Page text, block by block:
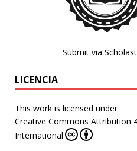
Submit via
LICENCIA
This work is licensed under
Creative Commons Attribution
International